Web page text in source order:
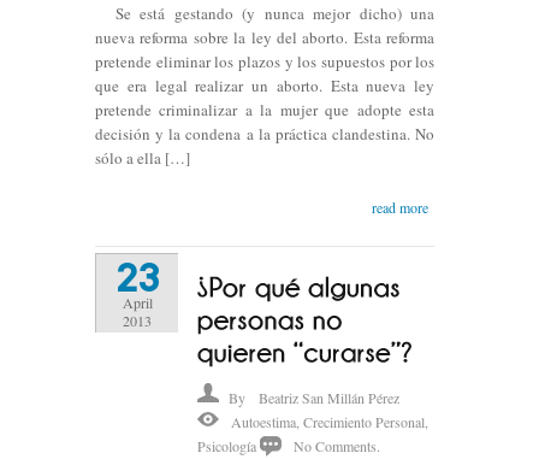
Se está gestando (y nunca mejor dicho) una
nueva reforma sobre la ley del aborto. Esta reforma
pretende eliminar los plazos y los supuestos por los
que era legal realizar un aborto. Esta nueva ley
pretende criminalizar a la mujer que adopte esta
decisión y la condena a la práctica clandestina. No
sólo a ella […]
read more
23
April
2013
By Beatriz San Millán Pérez
Autoestima Crecimiento Personal
Psicología
No Comments.